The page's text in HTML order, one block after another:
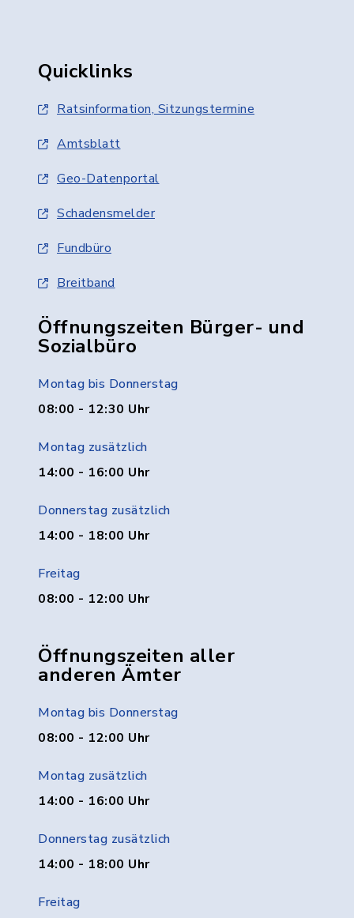
Quicklinks
Ratsinformation, Sitzungstermine
Amtsblatt
Geo-Datenportal
Schadensmelder
Fundbüro
Breitband
Öffnungszeiten Bürger- und
Sozialbüro
Montag bis Donnerstag
08:00 - 12:30 Uhr
Montag zusätzlich
14:00 - 16:00 Uhr
Donnerstag zusätzlich
14:00 - 18:00 Uhr
Freitag
08:00 - 12:00 Uhr
Öffnungszeiten aller
anderen Ämter
Montag bis Donnerstag
08:00 - 12:00 Uhr
Montag zusätzlich
14:00 - 16:00 Uhr
Donnerstag zusätzlich
14:00 - 18:00 Uhr
Freitag